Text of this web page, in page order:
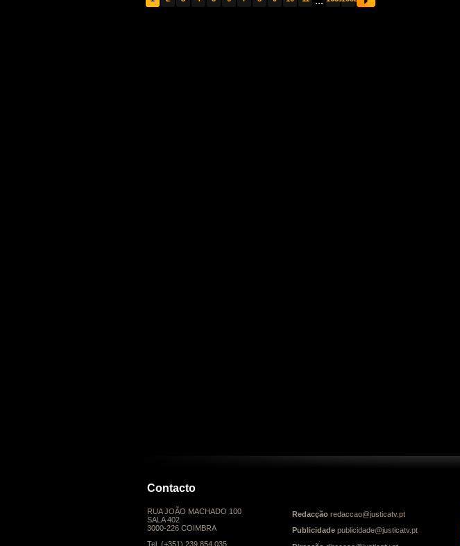
Contacto
RUA JOÃO MACHADO 100
SALA 402
3000-226 COIMBRA
Tel. (+351) 239 854 035
Redacção redaccao@justicatv.pt
Publicidade publicidade@justicatv.pt